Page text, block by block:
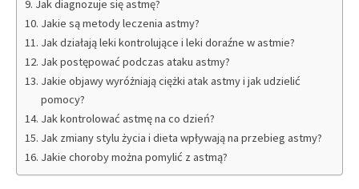
Jak diagnozuje się astmę?
Jakie są metody leczenia astmy?
Jak działają leki kontrolujące i leki doraźne w astmie?
Jak postępować podczas ataku astmy?
Jakie objawy wyróżniają ciężki atak astmy i jak udzielić
pomocy?
Jak kontrolować astmę na co dzień?
Jak zmiany stylu życia i dieta wpływają na przebieg astmy?
Jakie choroby można pomylić z astmą?